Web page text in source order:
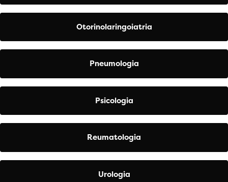
Otorinolaringoiatria
Pneumologia
Psicologia
Reumatologia
Urologia